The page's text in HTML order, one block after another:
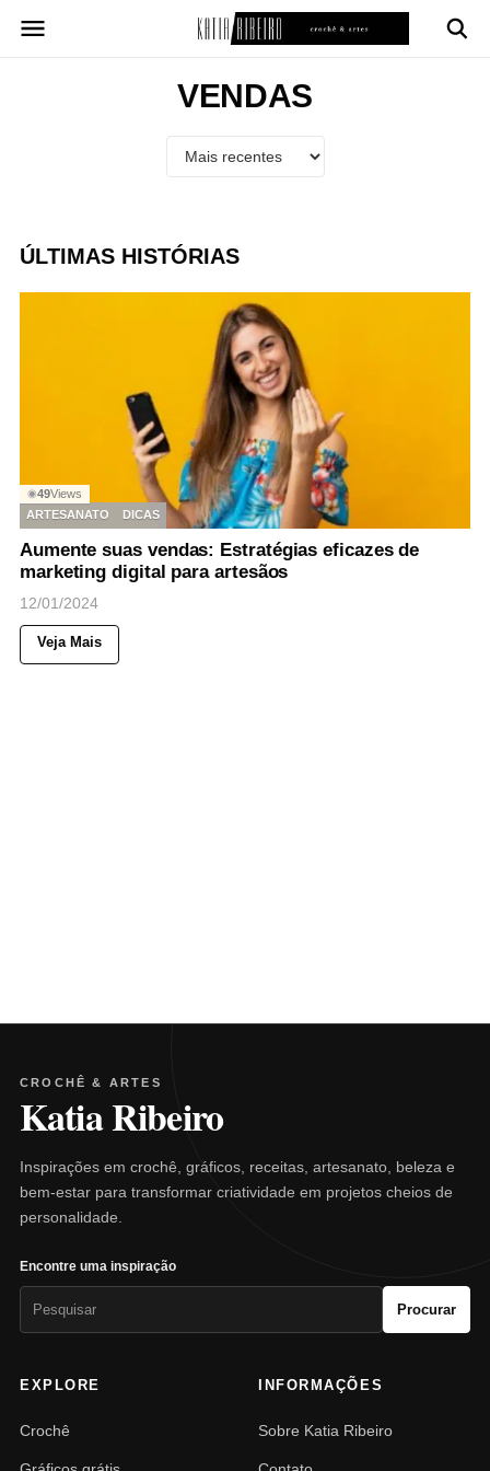
para
VENDAS
ÚLTIMAS HISTÓRIAS
◉49Views
ARTESANATO
DICAS
Aumente suas vendas: Estratégias eficazes de
marketing digital para artesãos
12/01/2024
Veja Mais
CROCHÊ & ARTES
Katia Ribeiro
Inspirações em crochê, gráficos, receitas, artesanato, beleza e
bem-estar para transformar criatividade em projetos cheios de
personalidade.
Encontre uma inspiração
Procurar
EXPLORE
Crochê
INFORMAÇÕES
Sobre Katia Ribeiro